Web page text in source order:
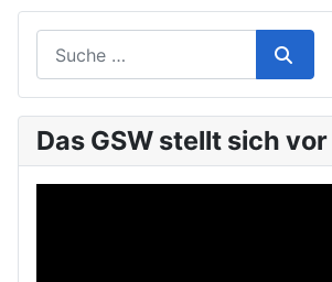
Das GSW stellt sich vor